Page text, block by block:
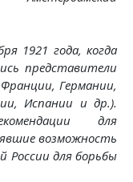
1921 года, когда
представители
Франции, Германии,
Испании и др.).
для
возможность
России для борьбы